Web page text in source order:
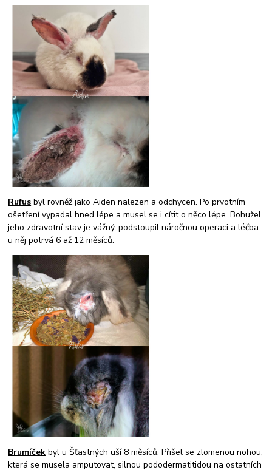
Rufus byl rovněž jako Aiden nalezen a odchycen. Po prvotním
ošetření vypadal hned lépe a musel se i cítit o něco lépe. Bohužel
jeho zdravotní stav je vážný, podstoupil náročnou operaci a léčba
u něj potrvá 6 až 12 měsíců.
Brumíček byl u Šťastných uší 8 měsíců. Přišel se zlomenou nohou,
která se musela amputovat, silnou pododermatitidou na ostatních